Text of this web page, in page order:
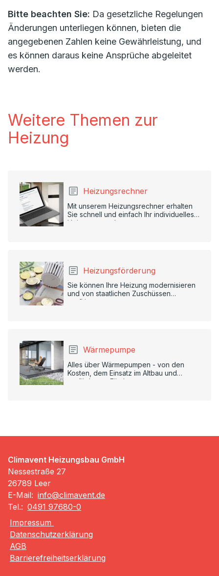
Bitte beachten Sie: Da gesetzliche Regelungen
Änderungen unterliegen können, bieten die
angegebenen Zahlen keine Gewährleistung, und
es können daraus keine Ansprüche abgeleitet
werden.
Weitere Themen zur
Heizung
Heizungsrechner
Mit unserem Heizungsrechner erhalten
Sie schnell und einfach Ihr individuelles
Heizungsangebot.
Heizungsförderung
Sie können Ihre Heizung modernisieren
und von staatlichen Zuschüssen
profitieren.
Wärmepumpe
Alles über Wärmepumpen - von den
Kosten, dem Einsatz im Altbau und
verfügbaren Förderungen.
Climavent Heizungsbau GmbH
Nessestraße 27
26789 Leer
E-Mail: info@climavent.de
Tel.: 0491 97680-0
Impressum
Datenschutzerklärung
AGB
Barrierefreiheitserklärung